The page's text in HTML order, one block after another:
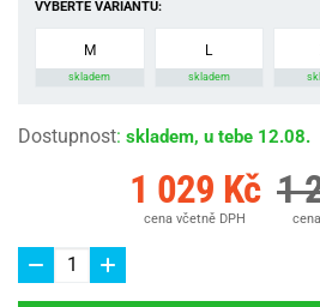
VYBERTE VARIANTU:
M
skladem
L
skladem
Dostupnost: skladem, u tebe 12.08.
1 029 Kč
cena včetně DPH
1